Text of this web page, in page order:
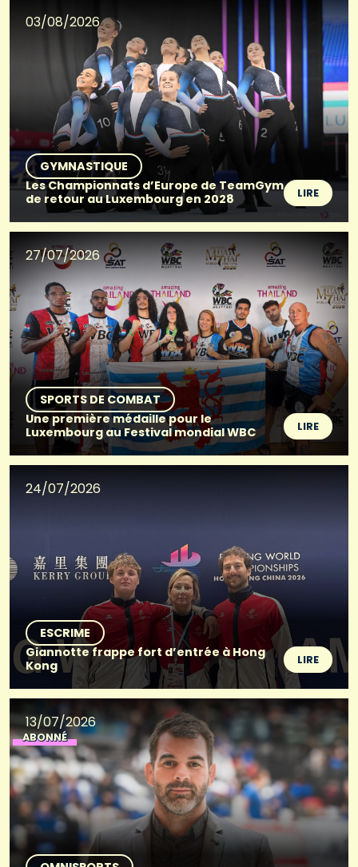
03/08/2026
GYMNASTIQUE
Les Championnats d’Europe de TeamGym
de retour au Luxembourg en 2028
LIRE
27/07/2026
SPORTS DE COMBAT
Une première médaille pour le
Luxembourg au Festival mondial WBC
LIRE
24/07/2026
ESCRIME
Giannotte frappe fort d’entrée à Hong
Kong
LIRE
13/07/2026
ABONNÉ